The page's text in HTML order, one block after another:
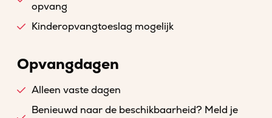
opvang
Kinderopvangtoeslag mogelijk
Opvangdagen
Alleen vaste dagen
Benieuwd naar de beschikbaarheid? Meld je